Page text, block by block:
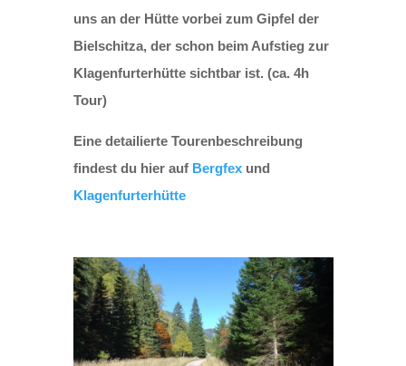
uns an der Hütte vorbei zum Gipfel der
Bielschitza, der schon beim Aufstieg zur
Klagenfurterhütte sichtbar ist. (ca. 4h
Tour)
Eine detailierte Tourenbeschreibung
findest du hier auf Bergfex und
Klagenfurterhütte